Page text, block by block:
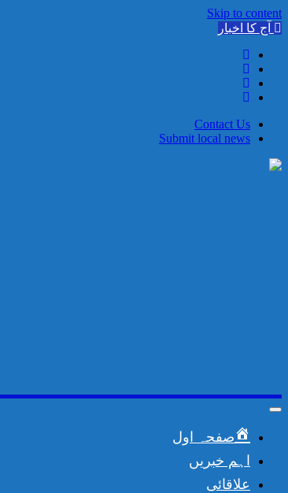
Skip to content
آج کا اخبار
Contact Us
Submit local news
Toggle
navigation
صفحہ اول
اہم خبریں
علاقائی